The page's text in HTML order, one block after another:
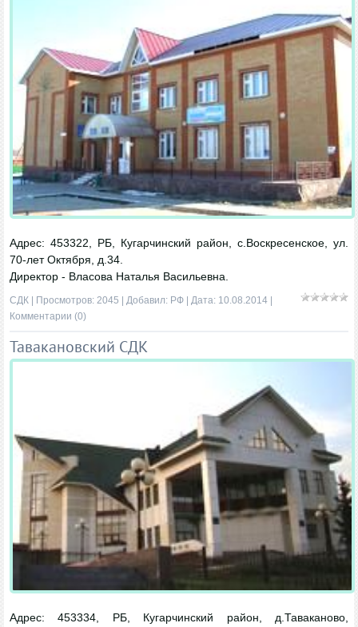
Адрес: 453322, РБ, Кугарчинский район, с.Воскресенское, ул.
70-лет Октября, д.34.
Директор - Власова Наталья Васильевна.
СДК | Просмотров: 2045 | Добавил: РФ | Дата: 10.08.2014
Комментарии (0)
Тавакановский СДК
Адрес: 453334, РБ, Кугарчинский район, д.Таваканово,